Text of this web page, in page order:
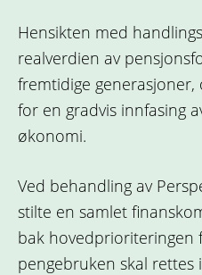
Hensikten med
realverdien av
fremtidige generasjoner,
for en gradvis innfasing
økonomi.
Ved behandling av
stilte en samlet
bak hovedprioriteringen
pengebruken skal